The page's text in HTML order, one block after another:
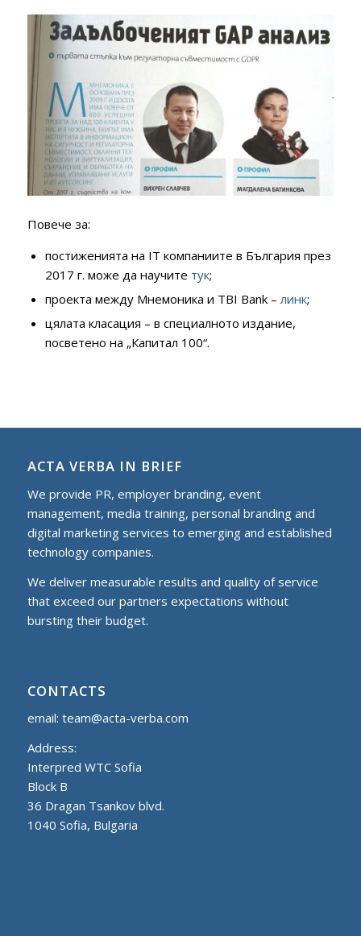
Повече за:
постиженията на IT компаниите в България през
2017 г. може да научите тук;
проекта между Мнемоника и TBI Bank –линк;
цялата класация – в специалното издание,
посветено на „Капитал 100“.
ACTA VERBA IN BRIEF
We provide PR, employer branding, event
management, media training, personal branding and
digital marketing services to еmerging and established
technology companies.
We deliver measurable results and quality of service
that exceed our partners expectations without
bursting their budget.
CONTACTS
email: team@acta-verba.com
Address:
Interpred WTC Sofia
Block B
36 Dragan Tsankov blvd.
1040 Sofia, Bulgaria